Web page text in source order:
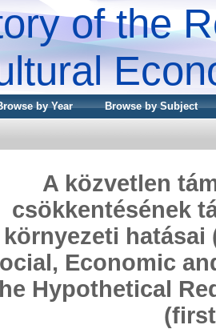
of the
by Year Browse by Subject
A közvetlen
csökkentésének
környezeti hatásai
Economic
Hypothetical